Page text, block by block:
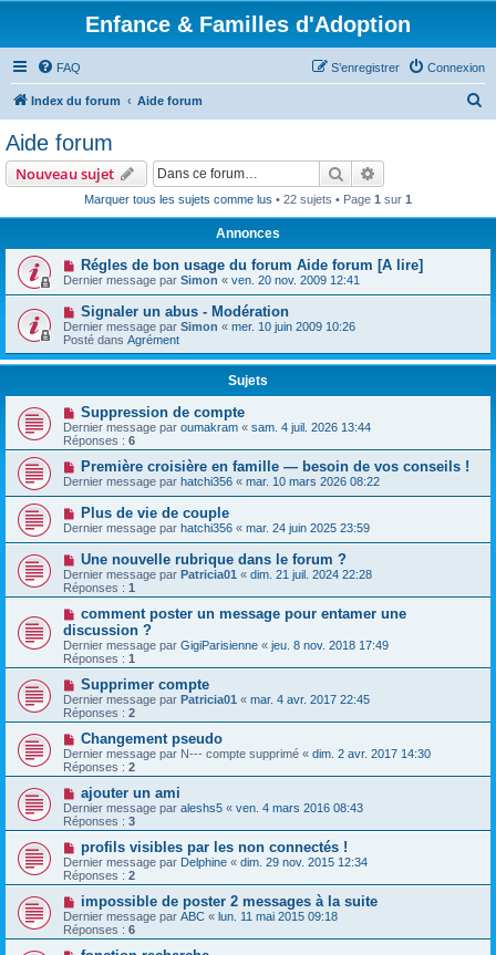
Enfance & Familles d'Adoption
FAQ Connexion
S’enregistrer
Index du forum Aide forum
Aide forum
Nouveau sujet Rechercher
Marquer tous les sujets comme lus • 22 sujets • Page 1 sur 1
Annonces
Régles de bon usage du forum Aide forum [A lire]
Dernier message par Simon « ven. 20 nov. 2009 12:41
Signaler un abus - Modération
Dernier message par Simon « mer. 10 juin 2009 10:26
Posté dans Agrément
Sujets
Suppression de compte
Dernier message par oumakram « sam. 4 juil. 2026 13:44
Réponses : 6
Première croisière en famille — besoin de vos conseils !
Dernier message par hatchi356 « mar. 10 mars 2026 08:22
Plus de vie de couple
Dernier message par hatchi356 « mar. 24 juin 2025 23:59
Une nouvelle rubrique dans le forum ?
Dernier message par Patricia01 « dim. 21 juil. 2024 22:28
Réponses : 1
comment poster un message pour entamer une
discussion ?
Dernier message par GigiParisienne « jeu. 8 nov. 2018 17:49
Réponses : 1
Supprimer compte
Dernier message par Patricia01 « mar. 4 avr. 2017 22:45
Réponses : 2
Changement pseudo
Dernier message par N--- compte supprimé « dim. 2 avr. 2017 14:30
Réponses : 2
ajouter un ami
Dernier message par aleshs5 « ven. 4 mars 2016 08:43
Réponses : 3
profils visibles par les non connectés !
Dernier message par Delphine « dim. 29 nov. 2015 12:34
Réponses : 2
impossible de poster 2 messages à la suite
Dernier message par ABC « lun. 11 mai 2015 09:18
Réponses : 6